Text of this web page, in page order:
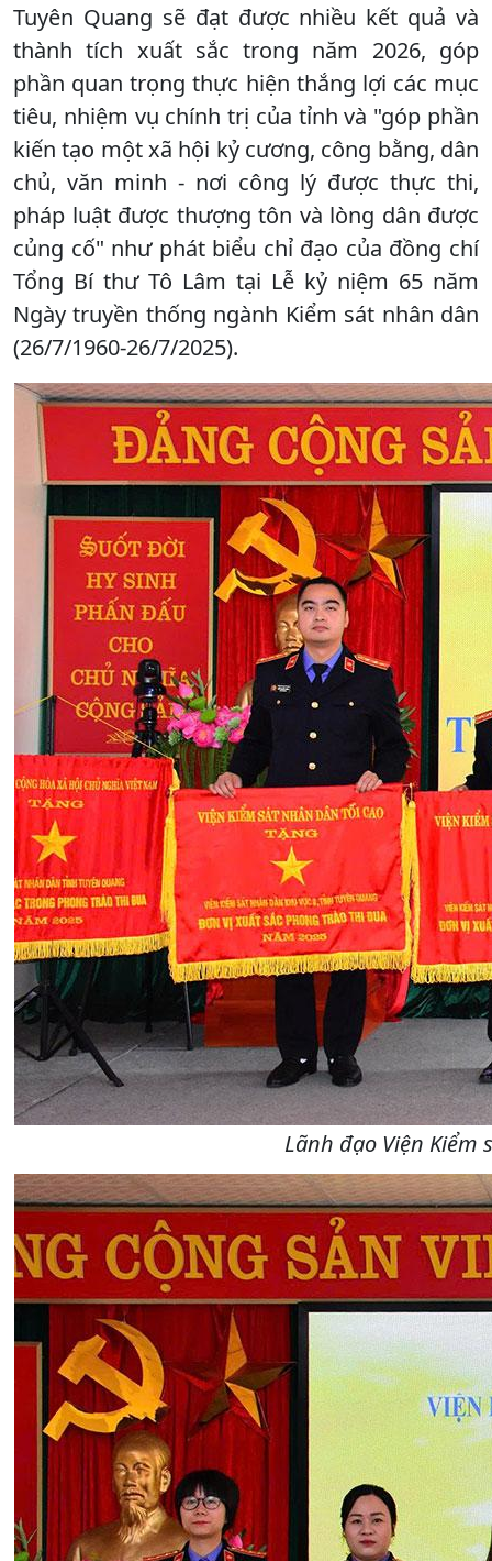
Tuyên Quang sẽ đạt được nhiều kết quả và
thành tích xuất sắc trong năm 2026, góp
phần quan trọng thực hiện thắng lợi các mục
tiêu, nhiệm vụ chính trị của tỉnh và "góp phần
kiến tạo một xã hội kỷ cương, công bằng, dân
chủ, văn minh - nơi công lý được thực thi,
pháp luật được thượng tôn và lòng dân được
củng cố" như phát biểu chỉ đạo của đồng chí
Tổng Bí thư Tô Lâm tại Lễ kỷ niệm 65 năm
Ngày truyền thống ngành Kiểm sát nhân dân
(26/7/1960-26/7/2025).
Lãnh đạo Viện